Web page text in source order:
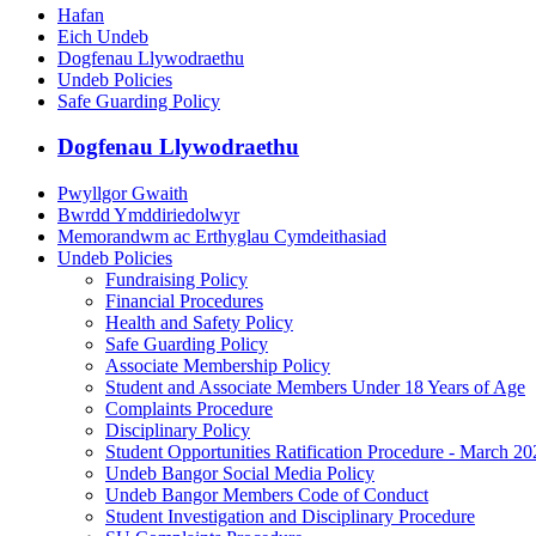
Hafan
Eich Undeb
Dogfenau Llywodraethu
Undeb Policies
Safe Guarding Policy
Dogfenau Llywodraethu
Pwyllgor Gwaith
Bwrdd Ymddiriedolwyr
Memorandwm ac Erthyglau Cymdeithasiad
Undeb Policies
Fundraising Policy
Financial Procedures
Health and Safety Policy
Safe Guarding Policy
Associate Membership Policy
Student and Associate Members Under 18 Years of Age
Complaints Procedure
Disciplinary Policy
Student Opportunities Ratification Procedure - March
Undeb Bangor Social Media Policy
Undeb Bangor Members Code of Conduct
Student Investigation and Disciplinary Procedure